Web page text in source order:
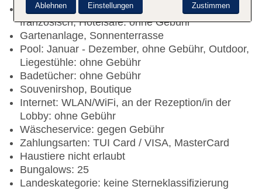
Rezeption: täglich, Sprachen: englisch,
französisch, Hotelsafe: ohne Gebühr
Gartenanlage, Sonnenterrasse
Pool: Januar - Dezember, ohne Gebühr, Outdoor,
Liegestühle: ohne Gebühr
Badetücher: ohne Gebühr
Souvenirshop, Boutique
Internet: WLAN/WiFi, an der Rezeption/in der
Lobby: ohne Gebühr
Wäscheservice: gegen Gebühr
Zahlungsarten: TUI Card / VISA, MasterCard
Haustiere nicht erlaubt
Bungalows: 25
Landeskategorie: keine Sterneklassifizierung
Zustimmen
Ablehnen Einstellungen